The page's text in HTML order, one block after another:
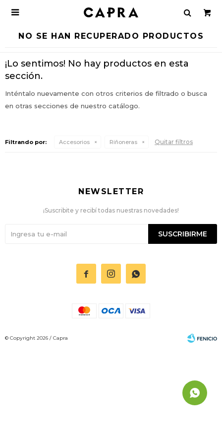

NO SE HAN RECUPERADO PRODUCTOS
¡Lo sentimos! No hay productos en esta
sección.
Inténtalo nuevamente con otros criterios de filtrado o busca
en otras secciones de nuestro catálogo.
Filtrando por: Accesorios Riñoneras Quitar filtros
  
NEWSLETTER
¡Suscribite y recibí todas nuestras novedades!
SUSCRIBIRME
© Copyright 2026 / Capra
Fenicio